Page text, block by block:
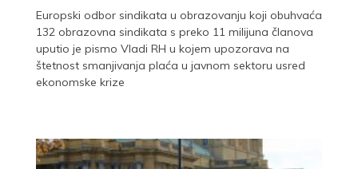
Europski odbor sindikata u obrazovanju koji obuhvaća
132 obrazovna sindikata s preko 11 milijuna članova
uputio je pismo Vladi RH u kojem upozorava na
štetnost smanjivanja plaća u javnom sektoru usred
ekonomske krize